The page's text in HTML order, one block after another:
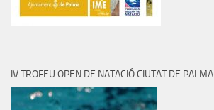
IV TROFEU OPEN DE NATACIÓ CIUTAT DE PALMA